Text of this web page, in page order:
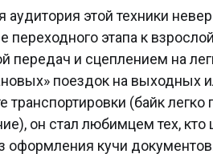
аудитория этой техники
переходного этапа к
передач и сцеплением на
поездок на выходных
транспортировки (байк
он стал любимцем тех,
оформления кучи